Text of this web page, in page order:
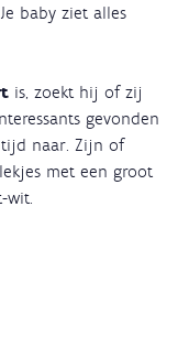
. Je baby ziet alles
is, zoekt hij of zij
gevonden
naar. Zijn of
met een groot
wit.